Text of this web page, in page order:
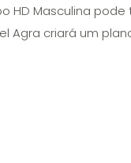
HD Masculina
Agra criará um